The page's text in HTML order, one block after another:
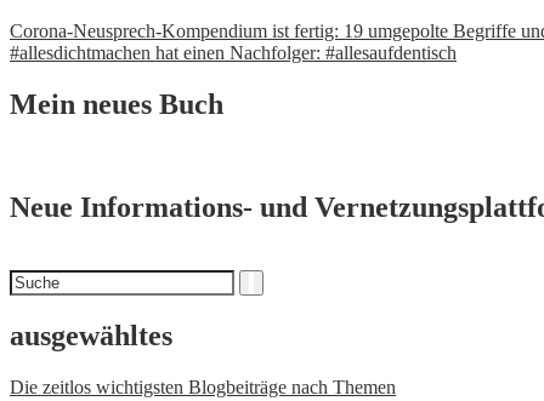
Beitrags-
Navigation
Corona-Neusprech-Kompendium ist fertig: 19 umgepolte Begriffe
#allesdichtmachen hat einen Nachfolger: #allesaufdentisch
Mein neues Buch
Neue Informations- und
Suchen
nach
ausgewähltes
Die zeitlos wichtigsten Blogbeiträge nach Themen